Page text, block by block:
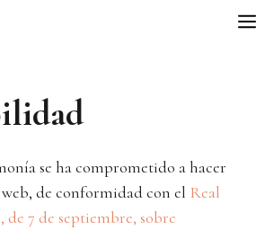
se ha comprometido a hacer
de conformidad con el Real
de 7 de septiembre, sobre